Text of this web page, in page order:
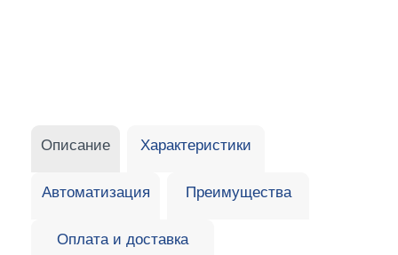
Описание Характеристики
Автоматизация Преимущества
Оплата и доставка